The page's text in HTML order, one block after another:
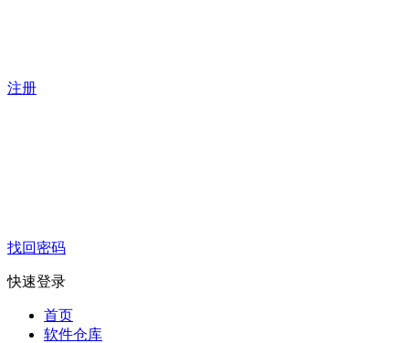
注册
找回密码
快速登录
首页
软件仓库